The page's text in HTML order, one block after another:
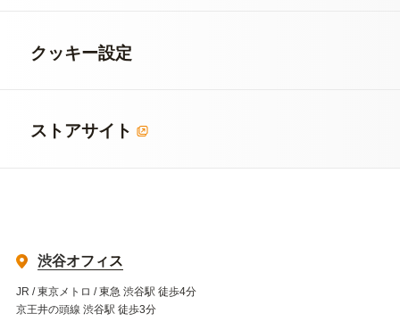
クッキー設定
ストアサイト
渋谷オフィス
JR / 東京メトロ / 東急 渋谷駅 徒歩4分
京王井の頭線 渋谷駅 徒歩3分